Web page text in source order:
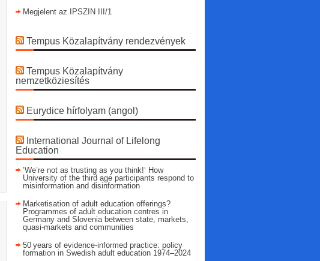
Megjelent az IPSZIN III/1
Tempus Közalapítvány rendezvények
Tempus Közalapítvány
nemzetköziesítés
Eurydice hírfolyam (angol)
International Journal of Lifelong
Education
’We’re not as trusting as you think!‘ How
University of the third age participants respond to
misinformation and disinformation
Marketisation of adult education offerings?
Programmes of adult education centres in
Germany and Slovenia between state, markets,
quasi-markets and communities
50 years of evidence‑informed practice: policy
formation in Swedish adult education 1974–2024